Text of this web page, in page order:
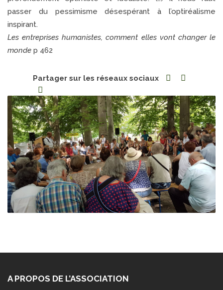
passer du pessimisme désespérant à l’optiréalisme
inspirant.
Les entreprises humanistes, comment elles vont changer le
monde p 462
Partager sur les réseaux sociaux
A PROPOS DE L’ASSOCIATION